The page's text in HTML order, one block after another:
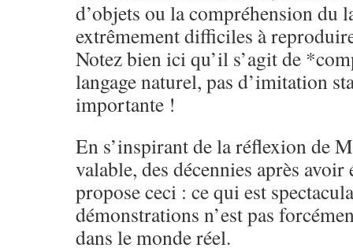
d’objets ou la compréhension du
extrêmement difficiles à
Notez bien ici qu’il s’agit de
langage naturel, pas d’imitation
importante !
En s’inspirant de la réflexion de
valable, des décennies après
propose ceci : ce qui est
démonstrations n’est pas
dans le monde réel.